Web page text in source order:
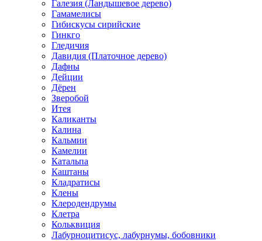
Галезия (Ландышевое дерево)
Гамамелисы
Гибискусы сирийские
Гинкго
Гледичия
Давидия (Платочное дерево)
Дафны
Дейции
Дёрен
Зверобой
Итея
Каликанты
Калина
Кальмии
Камелии
Катальпа
Каштаны
Кладратисы
Клены
Клеродендрумы
Клетра
Кольквиция
Лабурноцитисус, лабурнумы, бобовники